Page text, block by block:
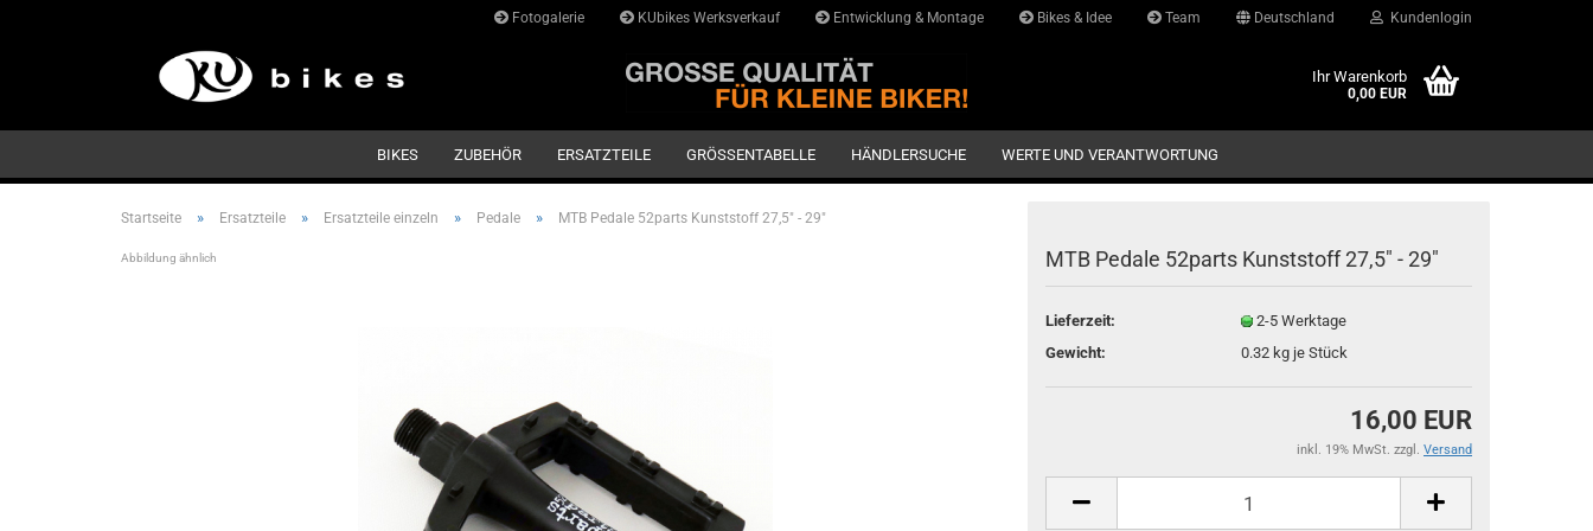
Fotogalerie KUbikes Werksverkauf Entwicklung & Montage Bikes & Idee Team Deutschland Kundenlogin
Ihr Warenkorb
0,00 EUR
BIKES ZUBEHÖR ERSATZTEILE GRÖSSENTABELLE HÄNDLERSUCHE WERTE UND VERANTWORTUNG
Startseite » Ersatzteile » Ersatzteile einzeln » Pedale » MTB Pedale 52parts Kunststoff 27,5" - 29"
Abbildung ähnlich MTB Pedale 52parts Kunststoff 27,5" - 29"
Lieferzeit:
2-5 Werktage
Gewicht:
0.32 kg je Stück
16,00 EUR
inkl. 19% MwSt. zzgl. Versand